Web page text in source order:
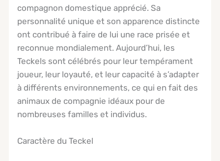
compagnon domestique apprécié. Sa
personnalité unique et son apparence distincte
ont contribué à faire de lui une race prisée et
reconnue mondialement. Aujourd’hui, les
Teckels sont célébrés pour leur tempérament
joueur, leur loyauté, et leur capacité à s’adapter
à différents environnements, ce qui en fait des
animaux de compagnie idéaux pour de
nombreuses familles et individus.
Caractère du Teckel